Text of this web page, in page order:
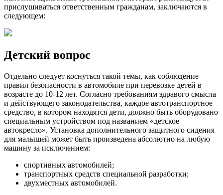
прислушиваться ответственным гражданам, заключаются в
следующем:
Детский вопрос
Отдельно следует коснуться такой темы, как соблюдение
правил безопасности в автомобиле при перевозке детей в
возрасте до 10-12 лет. Согласно требованиям здравого смысла
и действующего законодательства, каждое автотранспортное
средство, в котором находятся дети, должно быть оборудовано
специальным устройством под названием «детское
автокресло». Установка дополнительного защитного сидения
для малышей может быть произведена абсолютно на любую
машину за исключением:
спортивных автомобилей;
транспортных средств специальной разработки;
двухместных автомобилей.